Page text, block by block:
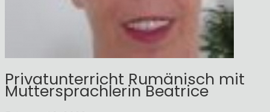
Privatunterricht Rumänisch mit
Muttersprachlerin Beatrice